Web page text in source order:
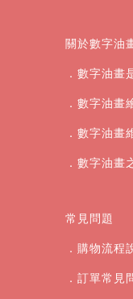
關於數字油
．數字油畫
．數字油畫
．數字油畫
．數字油畫
常見問題
．購物流程
．訂單常見